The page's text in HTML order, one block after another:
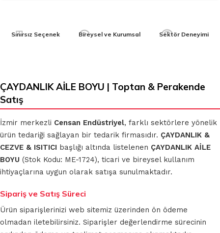
Sınırsız Seçenek Bireysel ve Kurumsal Sektör Deneyimi
ÇAYDANLIK AİLE BOYU | Toptan & Perakende
Satış
İzmir merkezli Censan Endüstriyel, farklı sektörlere yönelik
ürün tedariği sağlayan bir tedarik firmasıdır. ÇAYDANLIK &
CEZVE & ISITICI başlığı altında listelenen ÇAYDANLIK AİLE
BOYU (Stok Kodu: ME-1724), ticari ve bireysel kullanım
ihtiyaçlarına uygun olarak satışa sunulmaktadır.
Sipariş ve Satış Süreci
Ürün siparişlerinizi web sitemiz üzerinden ön ödeme
olmadan iletebilirsiniz. Siparişler değerlendirme sürecinin